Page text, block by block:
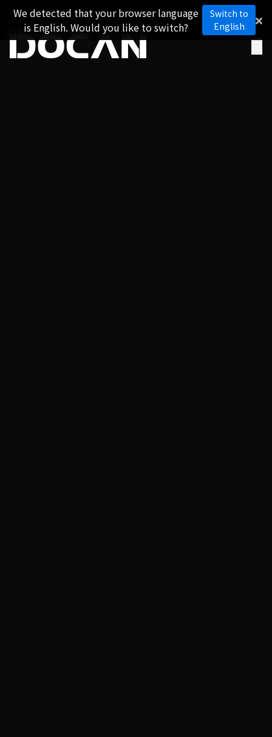
We detected that your browser language
is English. Would you like to switch?
Switch to
English